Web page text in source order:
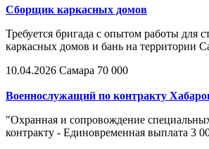
Сборщик каркасных домов
Требуется бригада с опытом работы для
каркасных домов и бань на территории
10.04.2026 Самара 70 000
Военнослужащий по контракту
"Охранная и сопровождение
контракту - Единовременная выплата 3